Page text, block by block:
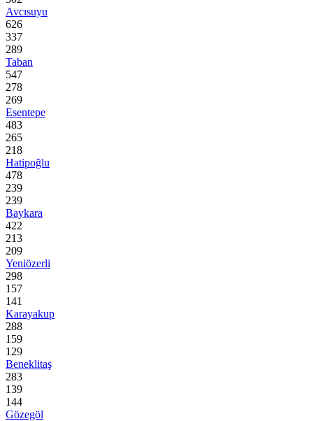
Avcısuyu
626
337
289
Taban
547
278
269
Esentepe
483
265
218
Hatipoğlu
478
239
239
Baykara
422
213
209
Yeniözerli
298
157
141
Karayakup
288
159
129
Beneklitaş
283
139
144
Gözegöl